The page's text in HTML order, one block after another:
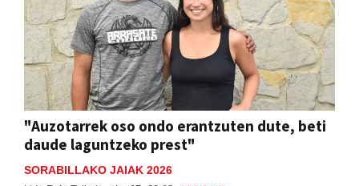
"Auzotarrek oso ondo erantzuten dute, beti
daude laguntzeko prest"
SORABILLAKO JAIAK 2026